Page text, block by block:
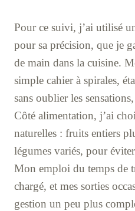
Pour ce suivi, j’ai utilisé
pour sa précision, que je
de main dans la cuisine.
simple cahier à spirales,
sans oublier les
Côté alimentation, j’ai
naturelles : fruits entiers
légumes variés, pour
Mon emploi du temps de
chargé, et mes sorties
gestion un peu plus